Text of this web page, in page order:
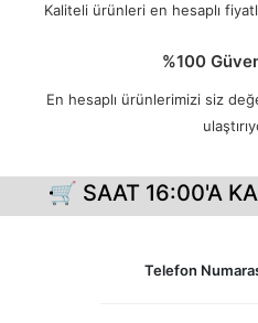
Kaliteli ürünleri en hesaplı
%100
En hesaplı ürünlerimizi siz
🛒 SAAT 16:00'A
Telefon